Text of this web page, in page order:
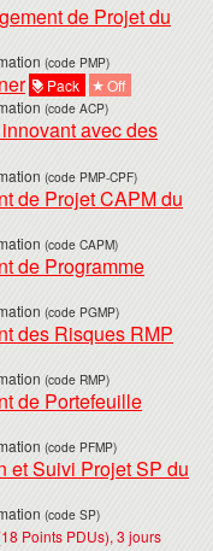
de Projet du
(code PMP)
Pack
Off
(code ACP)
avec des
(code PMP-CPF)
de Projet CAPM du
(code CAPM)
de Programme
(code PGMP)
des Risques RMP
(code RMP)
de Portefeuille
(code PFMP)
et Suivi Projet SP du
(code SP)
Points PDUs), 3 jours